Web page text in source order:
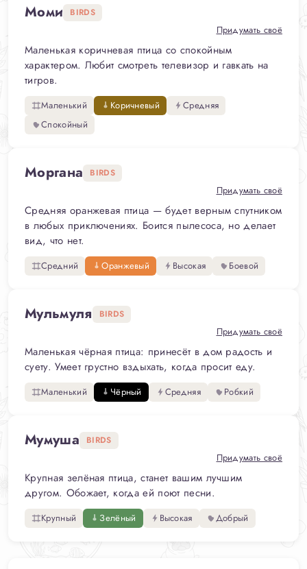
Моми BIRDS
Придумать своё
Маленькая коричневая птица со спокойным
характером. Любит смотреть телевизор и гавкать на
тигров.
Маленький Коричневый
Средняя
Спокойный
Моргана BIRDS
Придумать своё
Средняя оранжевая птица — будет верным спутником
в любых приключениях. Боится пылесоса, но делает
вид, что нет.
Средний Оранжевый Высокая Боевой
Мульмуля BIRDS
Придумать своё
Маленькая чёрная птица: принесёт в дом радость и
суету. Умеет грустно вздыхать, когда просит еду.
Маленький Чёрный Средняя Робкий
Мумуша BIRDS
Придумать своё
Крупная зелёная птица, станет вашим лучшим
другом. Обожает, когда ей поют песни.
Крупный Зелёный Высокая Добрый